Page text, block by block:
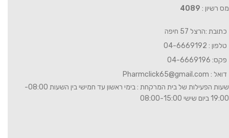
מס רשיון : 4089
כתובת :הרצל 57 חיפה
טלפון : 04-6669192
פקס: 04-6669196
דואל : Pharmclick65@gmail.com
שעות הפעילות של בית המרקחת : בימי ראשון עד חמישי בין השעות 08:00-
19:00 ביום שישי 08:00-15:00